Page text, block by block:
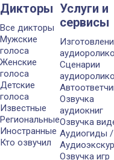
Дикторы
Все дикторы
Мужские
голоса
Женские
голоса
Детские
голоса
Известные
Региональные
Иностранные
Кто озвучил
Услуги и
сервисы
Сценарии
Озвучка
аудиокниг
Озвучка
Аудиогиды /
Озвучка игр